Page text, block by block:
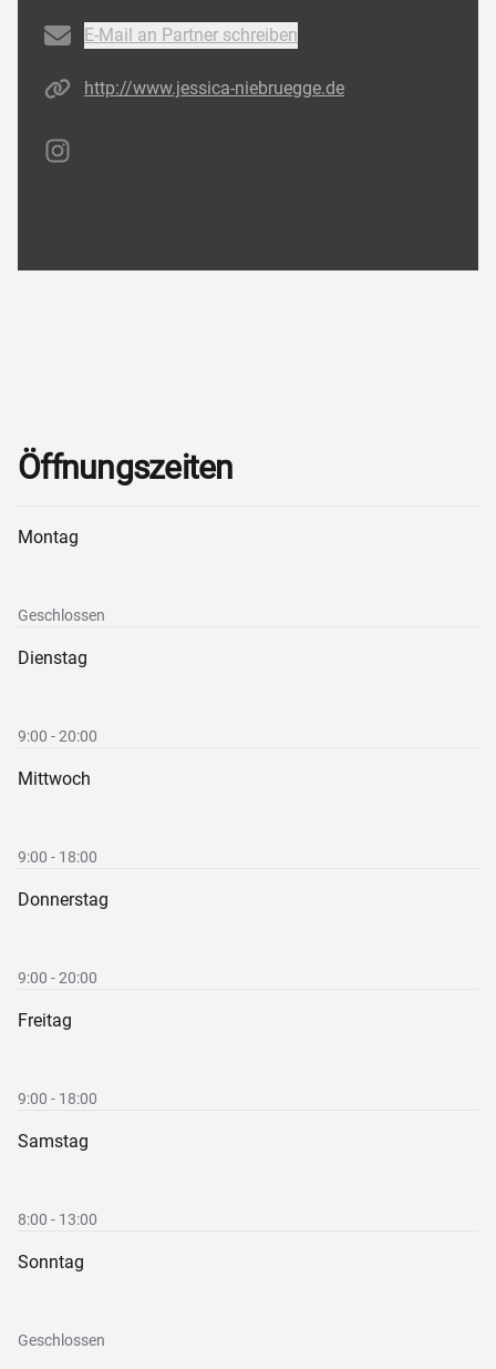
EmailE-Mail an Partner schreiben
Homepagehttp://www.jessica-niebruegge.de
Instagram
Öffnungszeiten
Montag
Geschlossen
Dienstag
9:00 - 20:00
Mittwoch
9:00 - 18:00
Donnerstag
9:00 - 20:00
Freitag
9:00 - 18:00
Samstag
8:00 - 13:00
Sonntag
Geschlossen